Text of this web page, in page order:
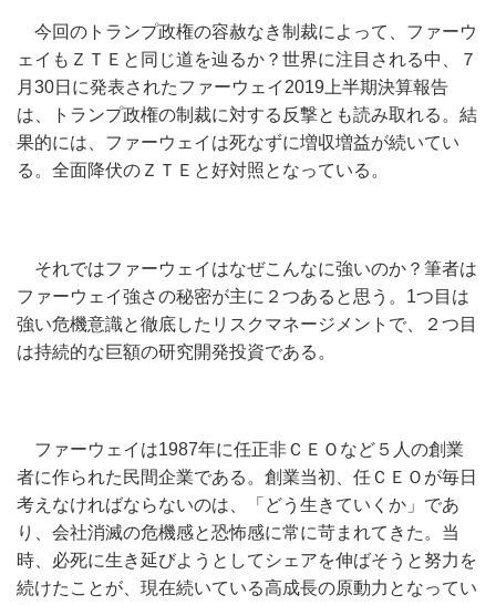
今回のトランプ政権の容赦なき制裁によって、ファーウ
ェイもＺＴＥと同じ道を辿るか？世界に注目される中、７
月30日に発表されたファーウェイ2019上半期決算報告
は、トランプ政権の制裁に対する反撃とも読み取れる。結
果的には、ファーウェイは死なずに増収増益が続いてい
る。全面降伏のＺＴＥと好対照となっている。
それではファーウェイはなぜこんなに強いのか？筆者は
ファーウェイ強さの秘密が主に２つあると思う。1つ目は
強い危機意識と徹底したリスクマネージメントで、２つ目
は持続的な巨額の研究開発投資である。
ファーウェイは1987年に任正非ＣＥＯなど５人の創業
者に作られた民間企業である。創業当初、任ＣＥＯが毎日
考えなければならないのは、「どう生きていくか」であ
り、会社消滅の危機感と恐怖感に常に苛まれてきた。当
時、必死に生き延びようとしてシェアを伸ばそうと努力を
続けたことが、現在続いている高成長の原動力となってい